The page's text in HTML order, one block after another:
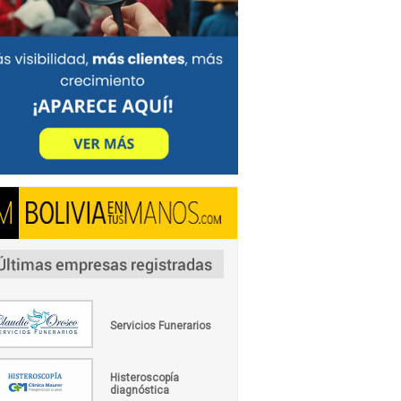
Servicios Funerarios
Histeroscopía
diagnóstica